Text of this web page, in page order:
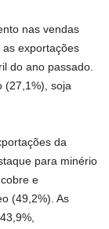
nas vendas
exportações
do ano passado.
(27,1%), soja
da
para minério
e
(49,2%). As